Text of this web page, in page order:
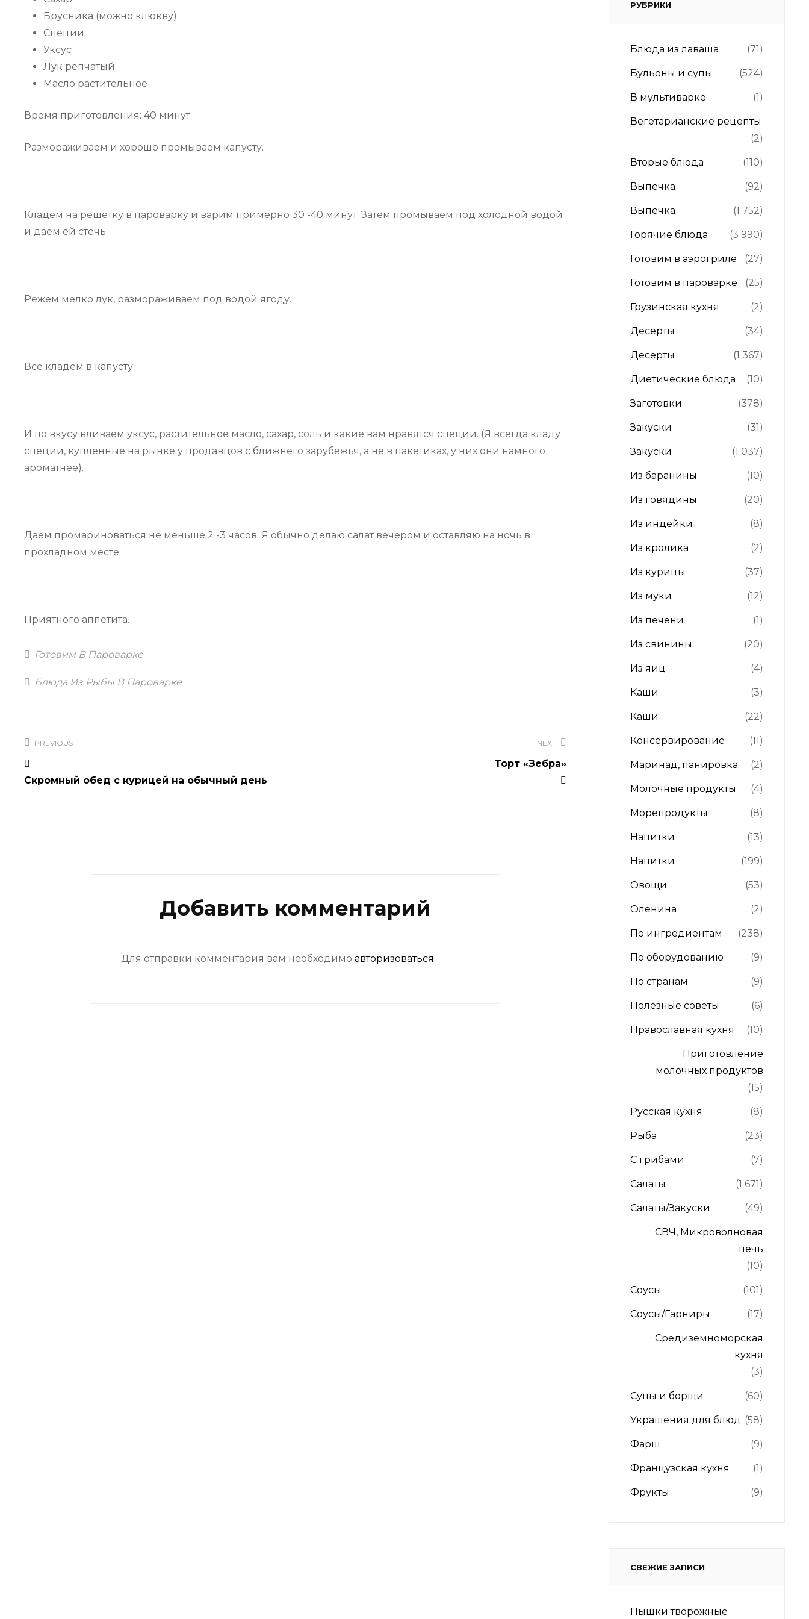
Брусника (можно клюкву)
Специи
Уксус
Лук репчатый
Масло растительное
Время приготовления: 40 минут
Размораживаем и хорошо промываем капусту.
Кладем на решетку в пароварку и варим примерно 30 -40 минут. Затем промываем под холодной водой
и даем ей стечь.
Режем мелко лук, размораживаем под водой ягоду.
Все кладем в капусту.
И по вкусу вливаем уксус, растительное масло, сахар, соль и какие вам нравятся специи. (Я всегда кладу
специи, купленные на рынке у продавцов с ближнего зарубежья, а не в пакетиках, у них они намного
ароматнее).
Даем промариноваться не меньше 2 -3 часов. Я обычно делаю салат вечером и оставляю на ночь в
прохладном месте.
Приятного аппетита.
Categories
Готовим В Пароварке
Tags
Блюда Из Рыбы В Пароварке
по
записям
PREVIOUS
Скромный обед с курицей на обычный день
NEXT
Торт «Зебра»
Добавить комментарий
Для отправки комментария вам необходимо авторизоваться.
РУБРИКИ
Блюда из лаваша (71)
Бульоны и супы (524)
В мультиварке (1)
Вегетарианские рецепты
(2)
Вторые блюда (110)
Выпечка (92)
Выпечка (1 752)
Горячие блюда (3 990)
Готовим в аэрогриле (27)
Готовим в пароварке (25)
Грузинская кухня (2)
Десерты (34)
Десерты (1 367)
Диетические блюда (10)
Заготовки (378)
Закуски (31)
Закуски (1 037)
Из баранины (10)
Из говядины (20)
Из индейки (8)
Из кролика (2)
Из курицы (37)
Из муки (12)
Из печени (1)
Из свинины (20)
Из яиц (4)
Каши (3)
Каши (22)
Консервирование (11)
Маринад, панировка (2)
Молочные продукты (4)
Морепродукты (8)
Напитки (13)
Напитки (199)
Овощи (53)
Оленина (2)
По ингредиентам (238)
По оборудованию (9)
По странам (9)
Полезные советы (6)
Православная кухня (10)
Приготовление
молочных продуктов
(15)
Русская кухня (8)
Рыба (23)
С грибами (7)
Салаты (1 671)
Салаты/Закуски (49)
СВЧ, Микроволновая
печь
(10)
Соусы (101)
Соусы/Гарниры (17)
Средиземноморская
кухня
(3)
Супы и борщи (60)
Украшения для блюд (58)
Фарш (9)
Французская кухня (1)
Фрукты (9)
СВЕЖИЕ ЗАПИСИ
Пышки творожные